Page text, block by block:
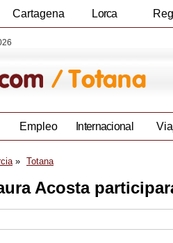
Cartagena Lorca
Empleo Internacional
Totana
Acosta